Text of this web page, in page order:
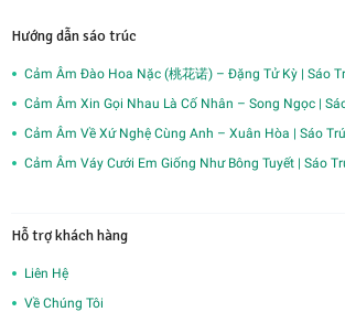
Hướng dẫn sáo trúc
Cảm Âm Đào Hoa Nặc (桃花诺) – Đặng Tử Kỳ | Sáo
Cảm Âm Xin Gọi Nhau Là Cố Nhân – Song Ngọc |
Cảm Âm Về Xứ Nghệ Cùng Anh – Xuân Hòa | Sáo
Cảm Âm Váy Cưới Em Giống Như Bông Tuyết | Sáo
Hỗ trợ khách hàng
Liên Hệ
Về Chúng Tôi